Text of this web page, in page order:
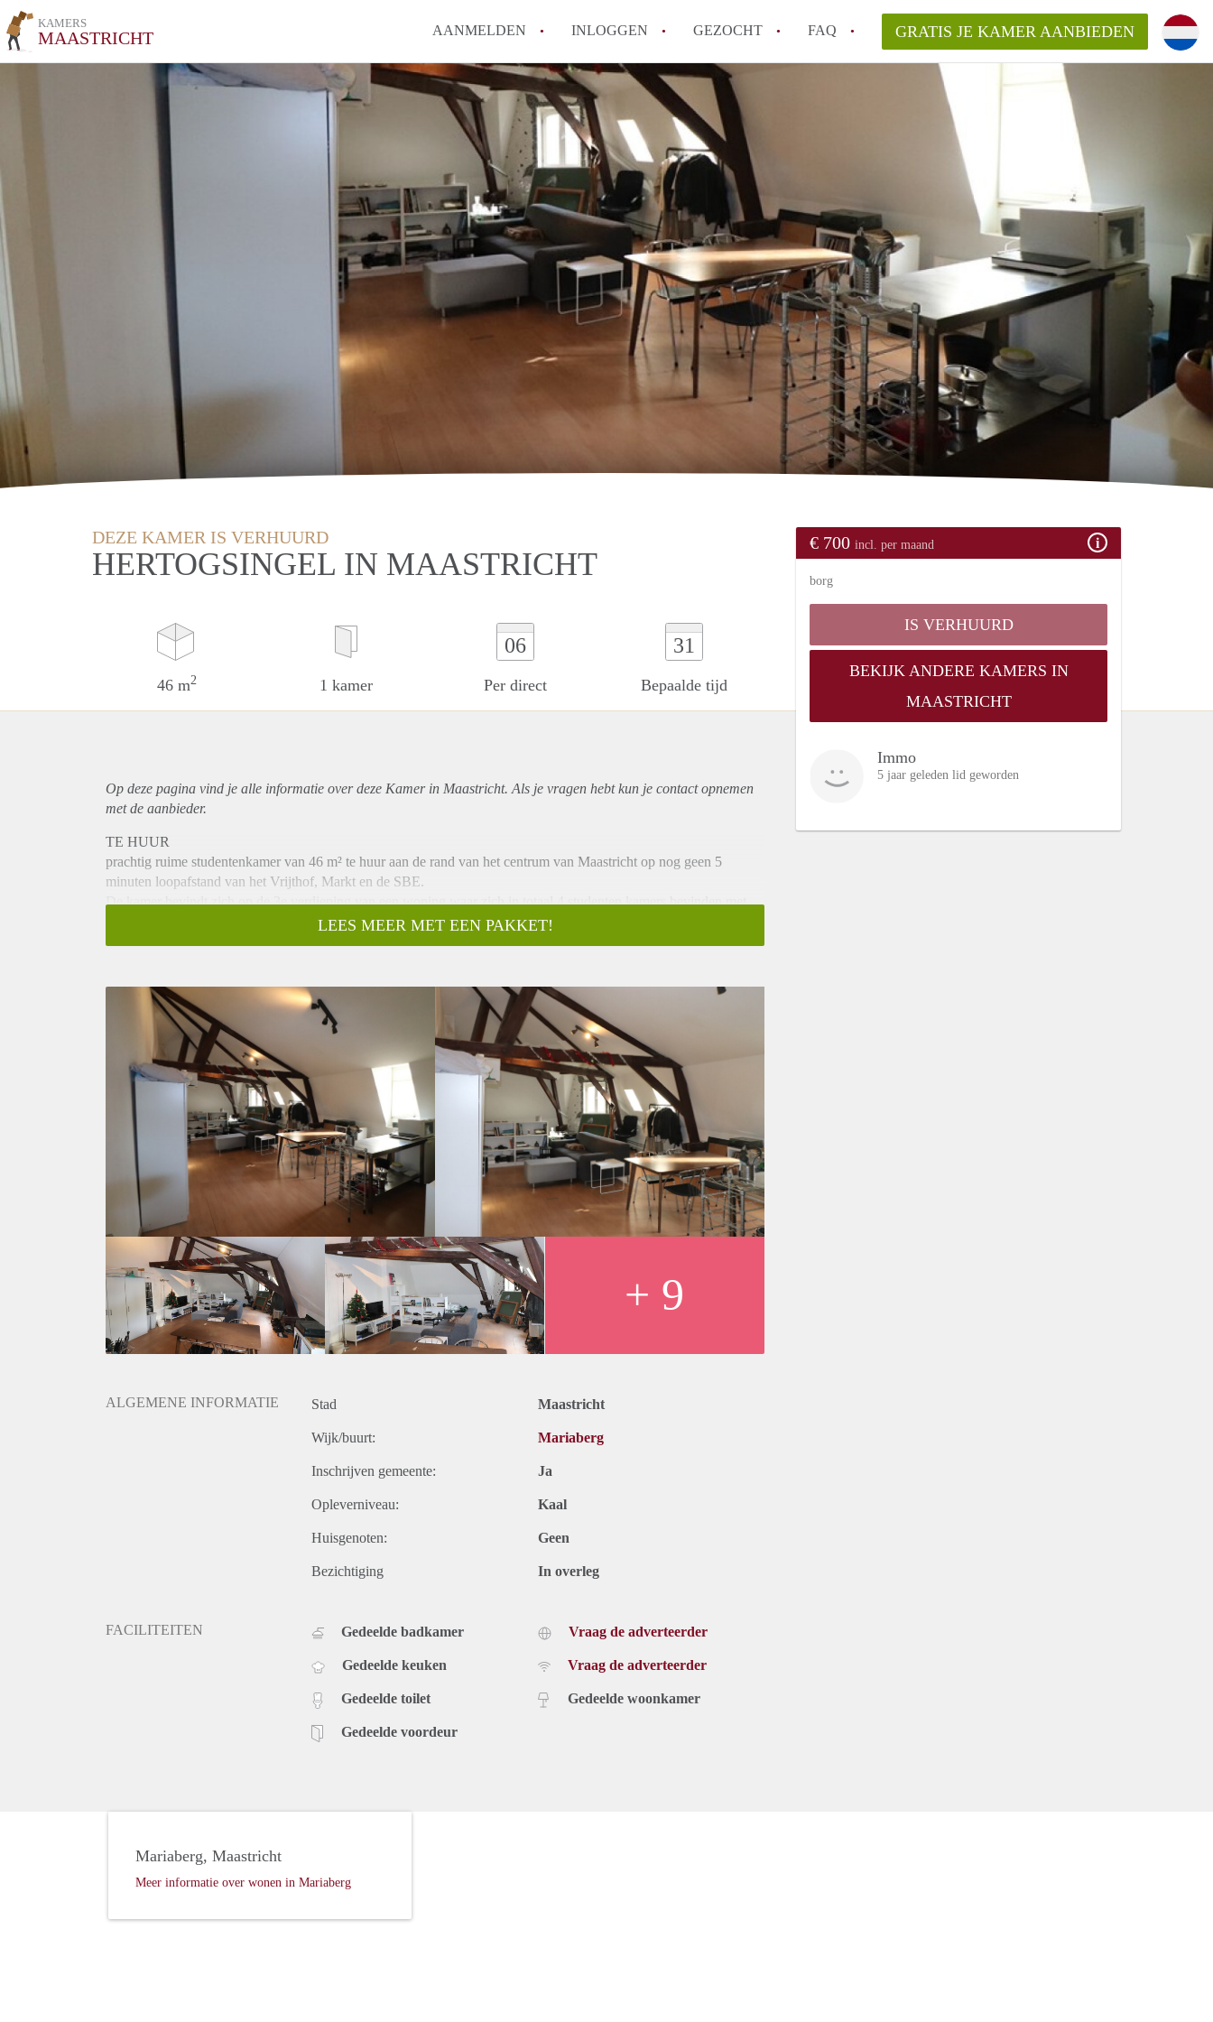
KAMERS
MAASTRICHT AANMELDEN INLOGGEN GEZOCHT FAQ
How to translate KamersMaastricht!
Wat is KamersMaastricht?
Hoeveel kost het om te reageren op een Kamer in Maastricht?
Wat is de privacyverklaring van KamersMaastricht?
Berekent KamersMaastricht makelaarsvergoeding/bemiddelingsvergoeding?
Alle veelgestelde vragen
GRATIS JE KAMER AANBIEDEN
DEZE KAMER IS VERHUURD
HERTOGSINGEL IN MAASTRICHT
46 m2 1 kamer
06
Per direct
31
Bepaalde tijd
€ 700 incl. per maand
borg
IS VERHUURD
BEKIJK ANDERE KAMERS IN
MAASTRICHT
Immo
5 jaar geleden lid geworden
Op deze pagina vind je alle informatie over deze Kamer in Maastricht. Als je vragen hebt kun je contact opnemen
met de aanbieder.
TE HUUR
prachtig ruime studentenkamer van 46 m² te huur aan de rand van het centrum van Maastricht op nog geen 5
minuten loopafstand van het Vrijthof, Markt en de SBE.
De kamer bevindt zich op de 3e verdieping van een woning waar zich in totaal 4 studenten kamers bevinden met
In deze woning is een gezamenlijke badkamer, een apart toilet. Deze studentenkamer is ongemeubileerd, spullen
LEES MEER MET EEN PAKKET!
+ 9
ALGEMENE INFORMATIE Stad Maastricht
Wijk/buurt: Mariaberg
Inschrijven gemeente: Ja
Opleverniveau: Kaal
Huisgenoten: Geen
Bezichtiging In overleg
FACILITEITEN Gedeelde badkamer
Gedeelde keuken
Gedeelde toilet
Gedeelde voordeur
Vraag de adverteerder
Vraag de adverteerder
Gedeelde woonkamer
Mariaberg, Maastricht
Meer informatie over wonen in Mariaberg